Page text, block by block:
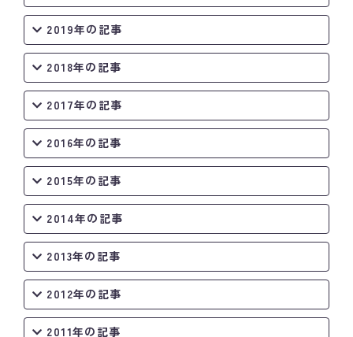
2019年の記事
2018年の記事
2017年の記事
2016年の記事
2015年の記事
2014年の記事
2013年の記事
2012年の記事
2011年の記事